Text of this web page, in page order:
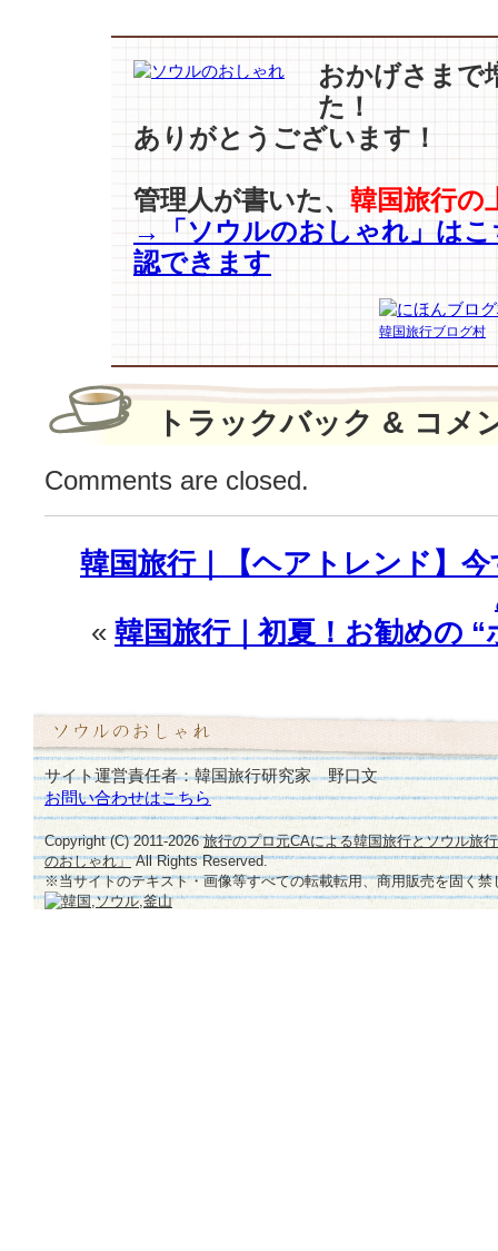
最
た
ち
の
ッ
ョ
ン
おかげさまで
た！
ありがとうございます！
管理人が書いた、 韓国旅行の
→「ソウルのおしゃれ」はこ
認できます
韓国旅行ブログ村
トラックバック & コメ
Comments are closed.
韓国旅行｜【ヘアトレンド】
« 韓国旅行｜初夏！お勧めの
サイト運営責任者：韓国旅行研究家 野口文
お問い合わせはこちら
Copyright (C) 2011-2026旅行のプロ元CAによる韓国旅行とソウル旅
のおしゃれ」All Rights Reserved.
※当サイトのテキスト・画像等すべての転載転用、商用販売を固く禁